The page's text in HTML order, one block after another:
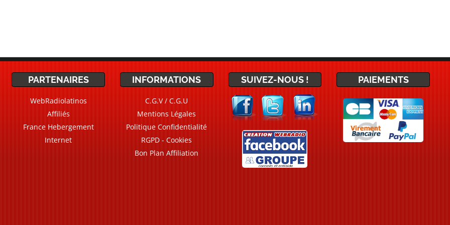
PARTENAIRES
WebRadiolatinos
Affiliés
France Hebergement
Internet
INFORMATIONS
C.G.V / C.G.U
Mentions Légales
Politique Confidentialité
RGPD - Cookies
Bon Plan Affiliation
SUIVEZ-NOUS ! PAIEMENTS